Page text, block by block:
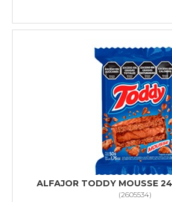
ALFAJOR TODDY MOUSSE
(2605534)